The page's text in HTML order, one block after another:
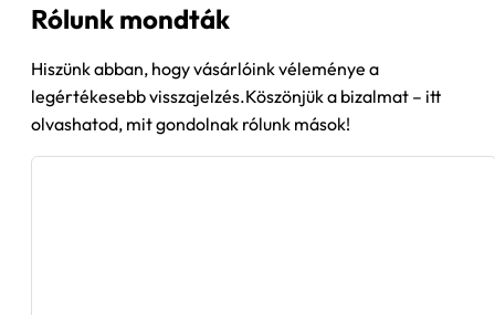
Rólunk mondták
Hiszünk abban, hogy vásárlóink véleménye a
legértékesebb visszajelzés.Köszönjük a bizalmat – itt
olvashatod, mit gondolnak rólunk mások!